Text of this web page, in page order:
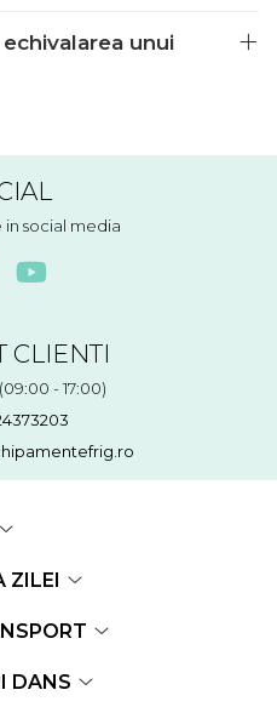
unui
social media
CLIENTI
- 17:00)
ZILEI
DANS